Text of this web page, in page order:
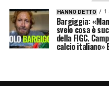
HANNO DETTO 1
Bargiggia:
svelo cosa è
della FIGC.
calcio italiano»